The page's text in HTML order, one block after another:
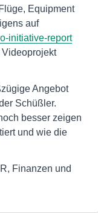
Equipment
auf
initiative-report
Angebot
Schüßler.
besser zeigen
und wie die
Finanzen und